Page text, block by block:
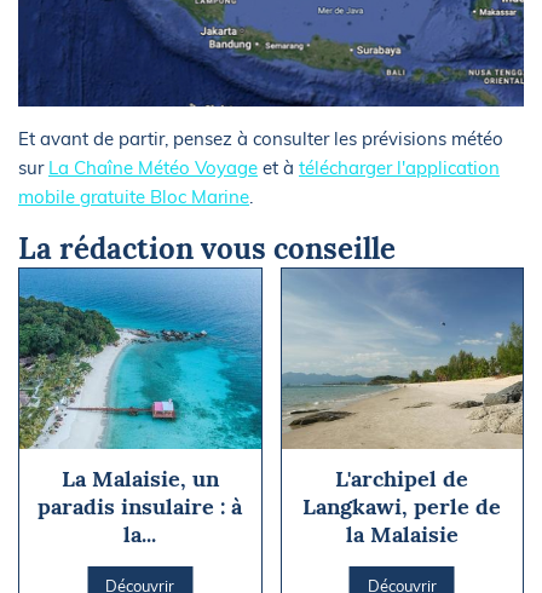
Et avant de partir, pensez à consulter les prévisions météo
sur La Chaîne Météo Voyage et à télécharger l'application
mobile gratuite Bloc Marine
La rédaction vous conseille
La Malaisie, un
paradis insulaire : à
la...
Découvrir
L'archipel de
Langkawi, perle de
la Malaisie
Découvrir